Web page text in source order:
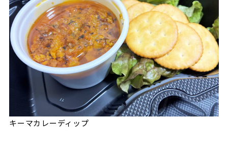
キーマカレーディップ